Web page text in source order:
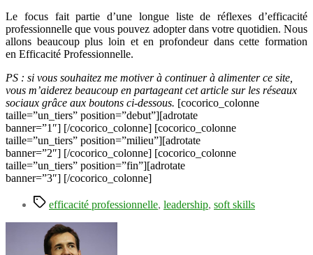
Le focus fait partie d’une longue liste de réflexes d’efficacité
professionnelle que vous pouvez adopter dans votre quotidien. Nous
allons beaucoup plus loin et en profondeur dans cette formation
en Efficacité Professionnelle.
PS : si vous souhaitez me motiver à continuer à alimenter ce site,
vous m’aiderez beaucoup en partageant cet article sur les réseaux
sociaux grâce aux boutons ci-dessous. [cocorico_colonne
taille=”un_tiers” position=”debut”][adrotate
banner=”1″] [/cocorico_colonne] [cocorico_colonne
taille=”un_tiers” position=”milieu”][adrotate
banner=”2″] [/cocorico_colonne] [cocorico_colonne
taille=”un_tiers” position=”fin”][adrotate
banner=”3″] [/cocorico_colonne]
Étiquettes
efficacité professionnelle, leadership, soft skills